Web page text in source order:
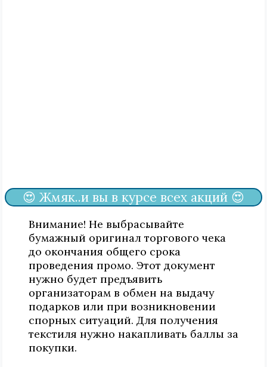
😍 Жмяк..и вы в курсе всех акций 😍
Внимание! Не выбрасывайте
бумажный оригинал торгового чека
до окончания общего срока
проведения промо. Этот документ
нужно будет предъявить
организаторам в обмен на выдачу
подарков или при возникновении
спорных ситуаций. Для получения
текстиля нужно накапливать баллы за
покупки.